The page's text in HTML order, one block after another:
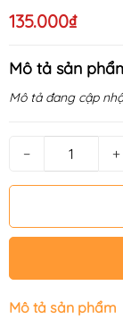
135.000₫
Mô tả sản
Mô tả đang cập
− +
Mô tả sản phẩm